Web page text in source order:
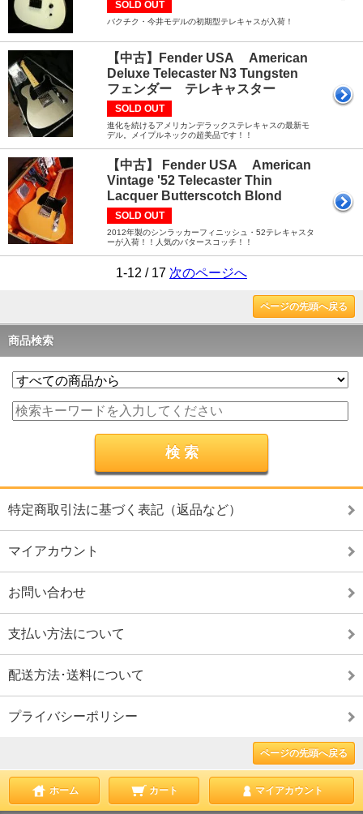
SOLD OUT
バクチク・今井モデルの初期型テレキャスが入荷！
【中古】Fender USA American
Deluxe Telecaster N3 Tungsten
フェンダー テレキャスター
SOLD OUT
進化を続けるアメリカンデラックステレキャスの最新モ
デル。メイプルネックの超美品です！！
【中古】 Fender USA American
Vintage '52 Telecaster Thin
Lacquer Butterscotch Blond
SOLD OUT
2012年製のシンラッカーフィニッシュ・52テレキャスタ
ーが入荷！！人気のバタースコッチ！！
1-12 / 17 次のページへ
ページの先頭へ戻る
商品検索
特定商取引法に基づく表記（返品など）
マイアカウント
お問い合わせ
支払い方法について
配送方法･送料について
プライバシーポリシー
ページの先頭へ戻る
ホーム カート マイアカウント